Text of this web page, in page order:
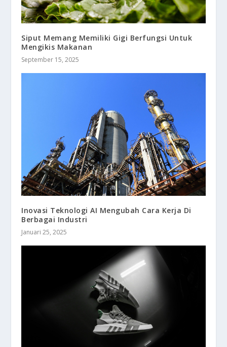
Siput Memang Memiliki Gigi Berfungsi Untuk
Mengikis Makanan
September 15, 2025
Inovasi Teknologi AI Mengubah Cara Kerja Di
Berbagai Industri
Januari 25, 2025